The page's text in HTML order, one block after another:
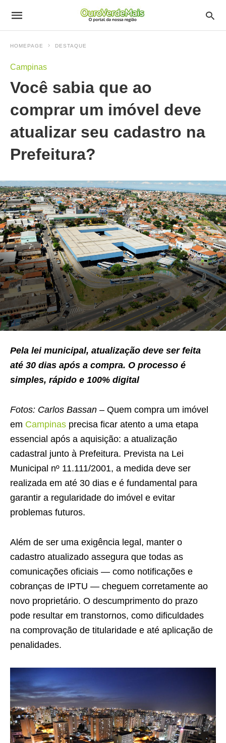
HOMEPAGE DESTAQUE
Campinas
Você sabia que ao
comprar um imóvel deve
atualizar seu cadastro na
Prefeitura?
Pela lei municipal, atualização deve ser feita
até 30 dias após a compra. O processo é
simples, rápido e 100% digital
Fotos: Carlos Bassan – Quem compra um imóvel
em Campinas precisa ficar atento a uma etapa
essencial após a aquisição: a atualização
cadastral junto à Prefeitura. Prevista na Lei
Municipal nº 11.111/2001, a medida deve ser
realizada em até 30 dias e é fundamental para
garantir a regularidade do imóvel e evitar
problemas futuros.
Além de ser uma exigência legal, manter o
cadastro atualizado assegura que todas as
comunicações oficiais — como notificações e
cobranças de IPTU — cheguem corretamente ao
novo proprietário. O descumprimento do prazo
pode resultar em transtornos, como dificuldades
na comprovação de titularidade e até aplicação de
penalidades.